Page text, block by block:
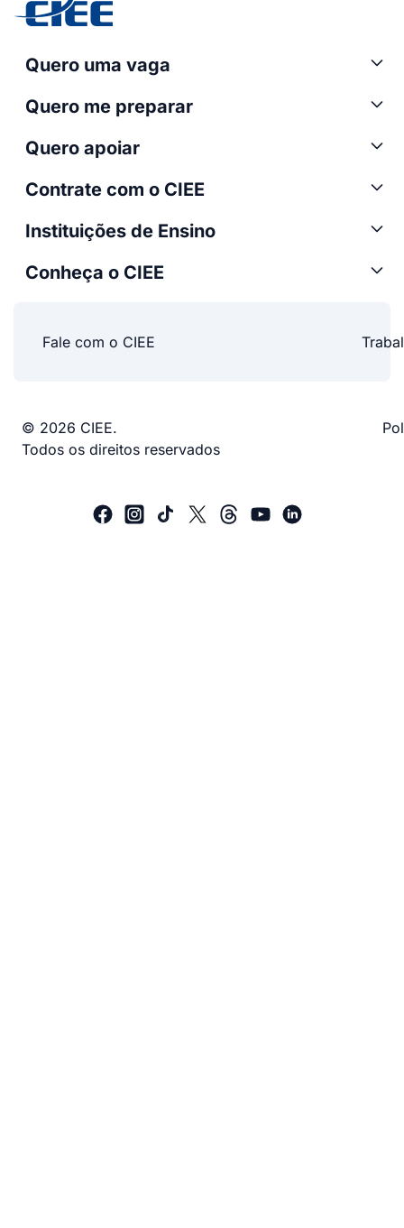
Quero uma vaga
Quero me preparar
Quero apoiar
Contrate com o CIEE
Instituições de Ensino
Conheça o CIEE
Fale com o CIEE
© 2026 CIEE.
Todos os direitos reservados